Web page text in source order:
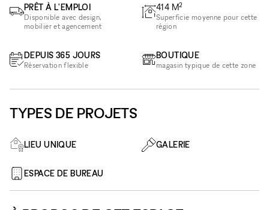
PRÊT À L'EMPLOI
Disponible avec design,
mobilier et agencement
DEPUIS 365 JOURS
Réservation flexible
414 M2
Superficie moyenne pour cette
région
BOUTIQUE
magasin typique de cette zone
TYPES DE PROJETS
LIEU UNIQUE GALERIE
ESPACE DE BUREAU